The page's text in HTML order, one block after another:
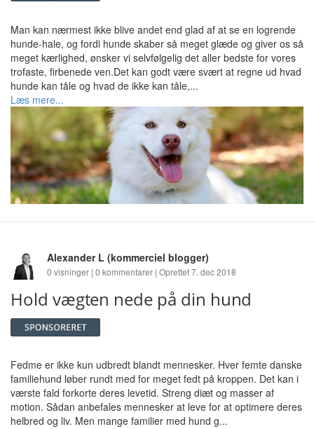
Man kan nærmest ikke blive andet end glad af at se en logrende
hunde-hale, og fordi hunde skaber så meget glæde og giver os så
meget kærlighed, ønsker vi selvfølgelig det aller bedste for vores
trofaste, firbenede ven.Det kan godt være svært at regne ud hvad
hunde kan tåle og hvad de ikke kan tåle,...
Læs mere...
Alexander L (kommerciel blogger)
0 visninger | 0 kommentarer | Oprettet 7. dec 2018
Hold vægten nede på din hund
Fedme er ikke kun udbredt blandt mennesker. Hver femte danske
familiehund løber rundt med for meget fedt på kroppen. Det kan i
værste fald forkorte deres levetid. Streng diæt og masser af
motion. Sådan anbefales mennesker at leve for at optimere deres
helbred og liv. Men mange familier med hund g...